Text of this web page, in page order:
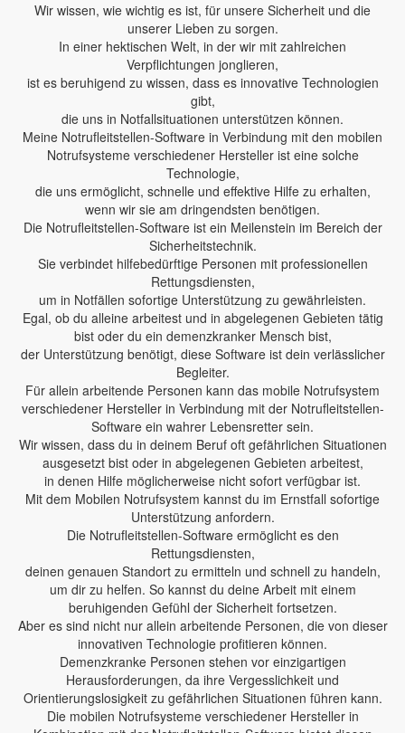
Wir wissen, wie wichtig es ist, für unsere Sicherheit und die
unserer Lieben zu sorgen.
In einer hektischen Welt, in der wir mit zahlreichen
Verpflichtungen jonglieren,
ist es beruhigend zu wissen, dass es innovative Technologien
gibt,
die uns in Notfallsituationen unterstützen können.
Meine Notrufleitstellen-Software in Verbindung mit den mobilen
Notrufsysteme verschiedener Hersteller ist eine solche
Technologie,
die uns ermöglicht, schnelle und effektive Hilfe zu erhalten,
wenn wir sie am dringendsten benötigen.
Die Notrufleitstellen-Software ist ein Meilenstein im Bereich der
Sicherheitstechnik.
Sie verbindet hilfebedürftige Personen mit professionellen
Rettungsdiensten,
um in Notfällen sofortige Unterstützung zu gewährleisten.
Egal, ob du alleine arbeitest und in abgelegenen Gebieten tätig
bist oder du ein demenzkranker Mensch bist,
der Unterstützung benötigt, diese Software ist dein verlässlicher
Begleiter.
Für allein arbeitende Personen kann das mobile Notrufsystem
verschiedener Hersteller in Verbindung mit der Notrufleitstellen-
Software ein wahrer Lebensretter sein.
Wir wissen, dass du in deinem Beruf oft gefährlichen Situationen
ausgesetzt bist oder in abgelegenen Gebieten arbeitest,
in denen Hilfe möglicherweise nicht sofort verfügbar ist.
Mit dem Mobilen Notrufsystem kannst du im Ernstfall sofortige
Unterstützung anfordern.
Die Notrufleitstellen-Software ermöglicht es den
Rettungsdiensten,
deinen genauen Standort zu ermitteln und schnell zu handeln,
um dir zu helfen. So kannst du deine Arbeit mit einem
beruhigenden Gefühl der Sicherheit fortsetzen.
Aber es sind nicht nur allein arbeitende Personen, die von dieser
innovativen Technologie profitieren können.
Demenzkranke Personen stehen vor einzigartigen
Herausforderungen, da ihre Vergesslichkeit und
Orientierungslosigkeit zu gefährlichen Situationen führen kann.
Die mobilen Notrufsysteme verschiedener Hersteller in